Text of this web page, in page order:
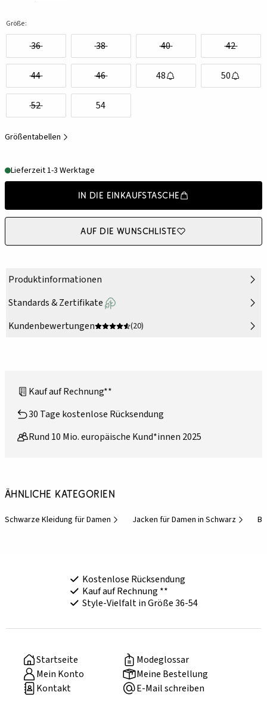
Größe:
36 38 40 42
44 46 48 50
52 54
Größentabellen
Lieferzeit 1-3 Werktage
In die Einkaufstasche
Auf die Wunschliste
Produktinformationen
Standards & Zertifikate
Kundenbewertungen
(20)
Kauf auf Rechnung**
30 Tage kostenlose Rücksendung
Rund 10 Mio. europäische Kund*innen 2025
Ähnliche Kategorien
Schwarze Kleidung für Damen Jacken für Damen in Schwarz
Kostenlose Rücksendung
Kauf auf Rechnung **
Style-Vielfalt in Größe 36-54
Startseite
Modeglossar
Mein Konto
Meine Bestellung
Kontakt
E-Mail schreiben